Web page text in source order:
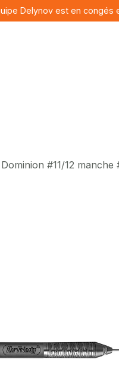
Delynov est en congés
#11/12